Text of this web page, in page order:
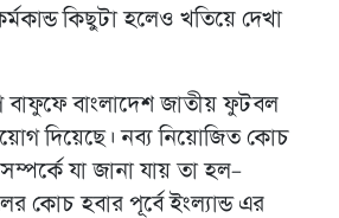
কিছুটা হলেও খতিয়ে দেখা
বাফুফে বাংলাদেশ জাতীয় ফুটবল
দিয়েছে। নব্য নিয়োজিত কোচ
যা জানা যায় তা হল–
কোচ হবার পূর্বে ইংল্যান্ড এর